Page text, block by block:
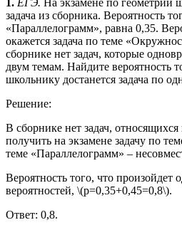
1. ЕГЭ. На экзамене по геометрии
задача из сборника. Вероятность
«Параллелограмм», равна 0,35.
окажется задача по теме
сборнике нет задач, которые
двум темам. Найдите вероятность
школьнику достанется задача по
Решение:
В сборнике нет задач,
получить на экзамене задачу по
теме «Параллелограмм» –
Вероятность того, что произойдет
вероятностей, \(p=0,35+0,45=0,8\).
Ответ: 0,8.